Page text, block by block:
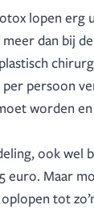
lopen erg
dan bij
persoon
worden
ook wel
euro. Maar
tot